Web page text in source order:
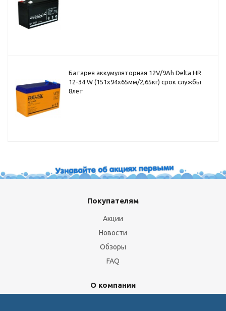
Батарея аккумуляторная 12V/9Ah Delta HR
12-34 W (151x94x65мм/2,65кг) срок службы
8лет
Покупателям
Акции
Новости
Обзоры
FAQ
О компании